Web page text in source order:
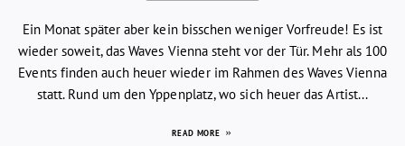
Ein Monat später aber kein bisschen weniger Vorfreude! Es ist
wieder soweit, das Waves Vienna steht vor der Tür. Mehr als 100
Events finden auch heuer wieder im Rahmen des Waves Vienna
statt. Rund um den Yppenplatz, wo sich heuer das Artist...
READ MORE